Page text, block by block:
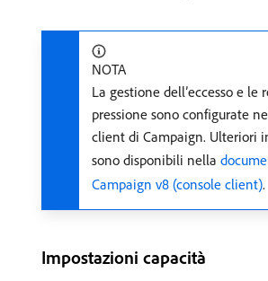
NOTA
La gestione dell’eccesso e le
pressione sono configurate
client di Campaign. Ulteriori
sono disponibili nella
Campaign v8 (console client).
Impostazioni capacità